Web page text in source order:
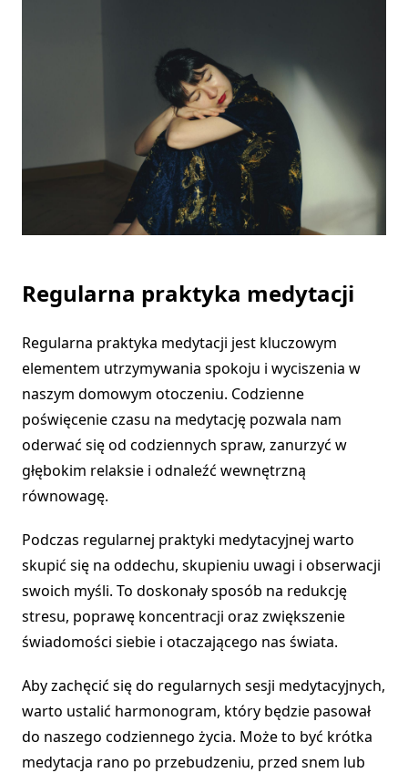
Regularna praktyka medytacji
Regularna praktyka medytacji jest kluczowym
elementem utrzymywania spokoju i wyciszenia w
naszym domowym otoczeniu. Codzienne
poświęcenie czasu na medytację pozwala nam
oderwać się od codziennych spraw, zanurzyć w
głębokim relaksie i odnaleźć wewnętrzną
równowagę.
Podczas regularnej praktyki medytacyjnej warto
skupić się na oddechu, skupieniu uwagi i obserwacji
swoich myśli. To doskonały sposób na redukcję
stresu, poprawę koncentracji oraz zwiększenie
świadomości siebie i otaczającego nas świata.
Aby zachęcić się do regularnych sesji medytacyjnych,
warto ustalić harmonogram, który będzie pasował
do naszego codziennego życia. Może to być krótka
medytacja rano po przebudzeniu, przed snem lub